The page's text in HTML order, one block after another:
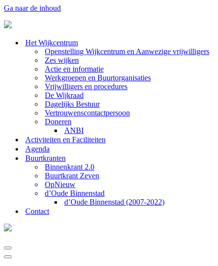
Ga naar de inhoud
Het Wijkcentrum
Openstelling Wijkcentrum en Aanwezige vrijwilligers
Zes wijken
Actie en informatie
Werkgroepen en Buurtorganisaties
Vrijwilligers en procedures
De Wijkraad
Dagelijks Bestuur
Vertrouwenscontactpersoon
Doneren
ANBI
Activiteiten en Faciliteiten
Agenda
Buurtkranten
Binnenkrant 2.0
Buurtkrant Zeven
OpNieuw
d’Oude Binnenstad
d’Oude Binnenstad (2007-2022)
Contact
Navigatie
Menu
Navigatie